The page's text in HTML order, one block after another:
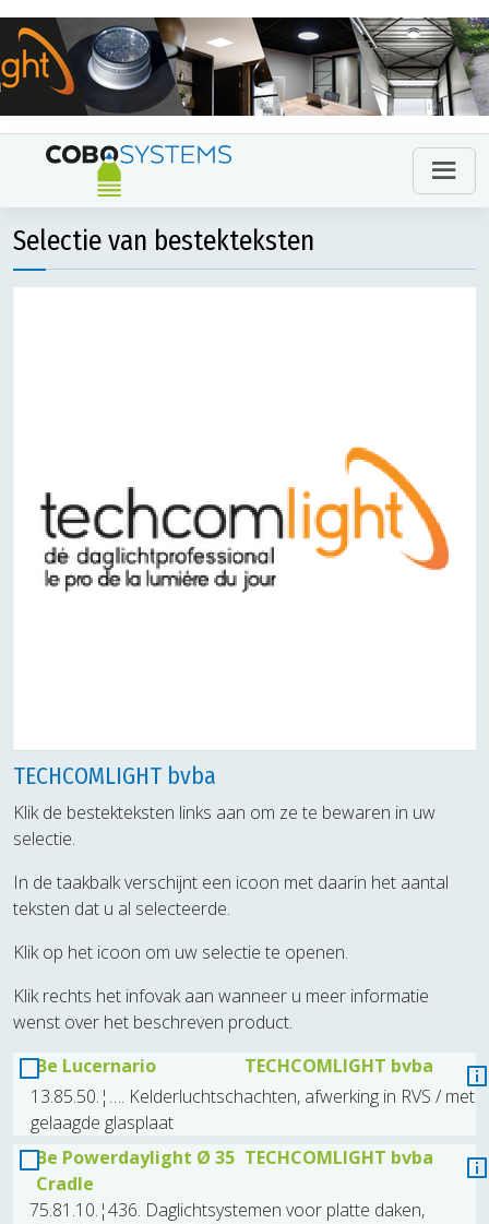
Selectie van bestekteksten
TECHCOMLIGHT bvba
Klik de bestekteksten links aan om ze te bewaren in uw
selectie.
In de taakbalk verschijnt een icoon met daarin het aantal
teksten dat u al selecteerde.
Klik op het icoon om uw selectie te openen.
Klik rechts het infovak aan wanneer u meer informatie
wenst over het beschreven product.
Be Lucernario
TECHCOMLIGHT bvba
13.85.50.¦…. Kelderluchtschachten, afwerking in RVS / met
gelaagde glasplaat
Be Powerdaylight Ø 35
Cradle
TECHCOMLIGHT bvba
75.81.10.¦436. Daglichtsystemen voor platte daken,